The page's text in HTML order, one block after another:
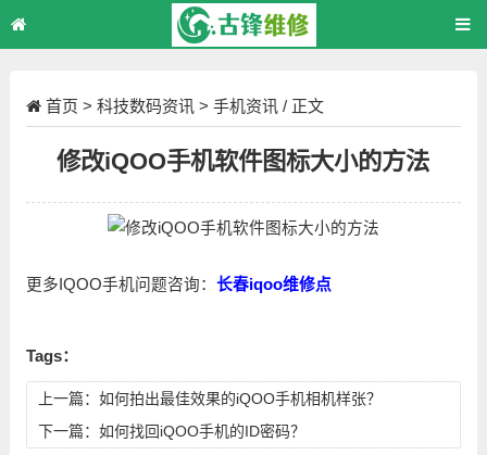
首页 > 科技数码资讯 > 手机资讯 / 正文
修改iQOO手机软件图标大小的方法
更多IQOO手机问题咨询： 长春iqoo维修点
Tags：
上一篇： 如何拍出最佳效果的iQOO手机相机样张？
下一篇： 如何找回iQOO手机的ID密码？